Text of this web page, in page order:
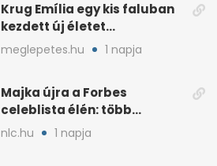
Krug Emília egy kis faluban
kezdett új életet
szakemberrel
meglepetes.hu 1 napja
Majka újra a Forbes
celeblista élén: több
váratlan név az
élmezőnyben
nlc.hu 1 napja